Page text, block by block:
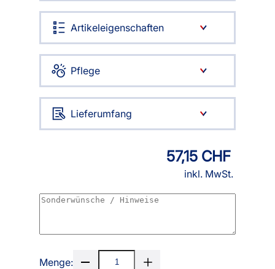
Artikeleigenschaften
Pflege
Lieferumfang
57,15 CHF
inkl. MwSt.
Menge: